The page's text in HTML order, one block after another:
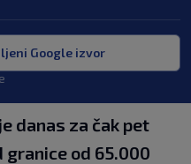
Google izvor
danas za čak pet
od 65.000